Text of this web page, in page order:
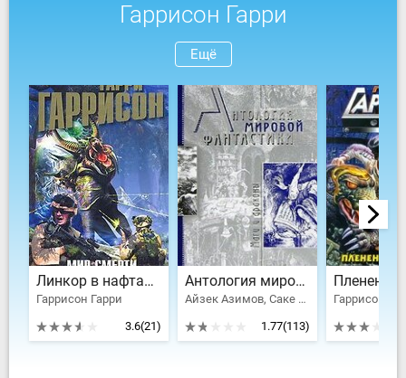
Гаррисон Гарри
Ещё
Линкор в нафталине
Гаррисон Гарри
3.6(21)
Антология мировой фантастики. Том 3. Волшебная страна
Айзек Азимов, Саке Комацу, Клайв Стейплз Льюис, Толстой Алексей Николаевич, Желязны Роджер Джозеф, Брэдбери Рэй Дуглас, Ефремов Иван Антонович, Гаррисон Гарри, Рей Жан, Гансовский Север Феликсович, Лейнстер Мюррей, Гамильтон Эдмонд Мур, Муркок Майкл Джон, Блох Роберт Альберт, Хаецкая Елена Владимировна, Лавкрафт Говард Филлипс, Конан Дойл Артур Игнатиус, Головачев Василий Васильевич, Орлов Алекс, Саймак Клиффорд Дональд, Говард Роберт Эдвин, Смит Джордж Генри, Андерсон Пол Уильям, Вэнс Джек Холбрук, Дивов Олег Игоревич, Трускиновская Далия Мейеровна, Кудрявцев Леонид Викторович, Биленкин Дмитрий Александрович, Вейнбаум Стенли, Олдисс Брайан Уилсон, Ван Вогт Альфред Элтон, Дель Рей Лестер, Клейн Жерар, Сильверберг Роберт, Калугин Алексей Александрович, Тургенев Иван Сергеевич, Говард Роберт Ирвин, Мэйчен Артур Ллевелин, Дик Филип Киндред, Саломатов Андрей Васильевич, Миллер-младший Уолтер Майкл
1.77(113)
Гаррисон